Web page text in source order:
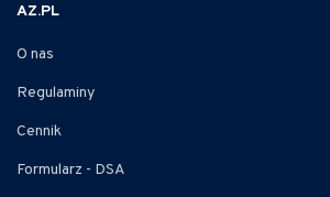
AZ.PL
O nas
Regulaminy
Cennik
Formularz - DSA